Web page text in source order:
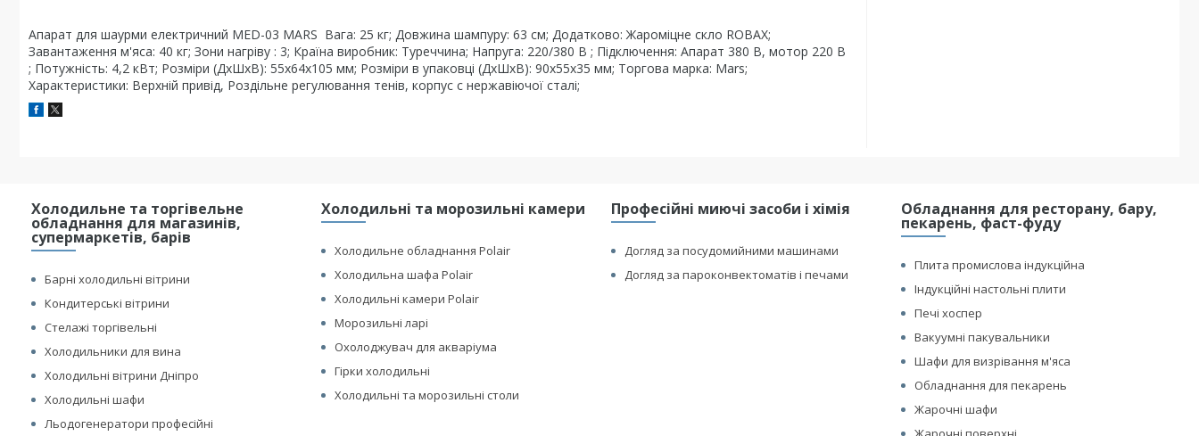
Апарат для шаурми електричний MED-03 MARS Вага: 25 кг; Довжина шампуру: 63 см; Додатково: Жароміцне скло ROBAX;
Завантаження м'яса: 40 кг; Зони нагріву : 3; Країна виробник: Туреччина; Напруга: 220/380 В ; Підключення: Апарат 380 В, мотор 220 В
; Потужність: 4,2 кВт; Розміри (ДхШхВ): 55х64х105 мм; Розміри в упаковці (ДхШхВ): 90х55х35 мм; Торгова марка: Mars;
Характеристики: Верхній привід, Роздільне регулювання тенів, корпус с нержавіючої сталі;
Холодильне та торгівельне
обладнання для магазинів,
супермаркетів, барів
Барні холодильні вітрини
Кондитерські вітрини
Стелажі торгівельні
Холодильники для вина
Холодильні вітрини Дніпро
Холодильні шафи
Льодогенератори професійні
Холодильні та морозильні камери
Холодильне обладнання Polair
Холодильна шафа Polair
Холодильні камери Polair
Морозильні ларі
Охолоджувач для акваріума
Гірки холодильні
Холодильні та морозильні столи
Професійні миючі засоби і хімія
Догляд за посудомийними машинами
Догляд за пароконвектоматів і печами
Обладнання для ресторану, бару,
пекарень, фаст-фуду
Плита промислова індукційна
Індукційні настольні плити
Печі хоспер
Вакуумні пакувальники
Шафи для визрівання м'яса
Обладнання для пекарень
Жарочні шафи